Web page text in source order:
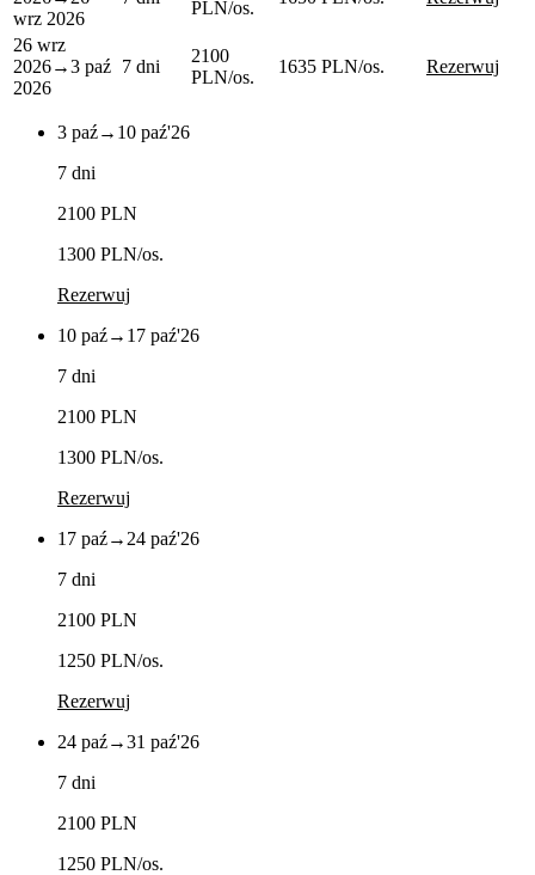
wrz 2026
PLN/os.
26 wrz
2026→3 paź
2026
7 dni
2100
PLN/os.
1635 PLN/os. Rezerwuj
3 paź→ 10 paź'26
7 dni
2100 PLN
1300 PLN/os.
Rezerwuj
10 paź→ 17 paź'26
7 dni
2100 PLN
1300 PLN/os.
Rezerwuj
17 paź→ 24 paź'26
7 dni
2100 PLN
1250 PLN/os.
Rezerwuj
24 paź→31 paź'26
7 dni
2100 PLN
1250 PLN/os.